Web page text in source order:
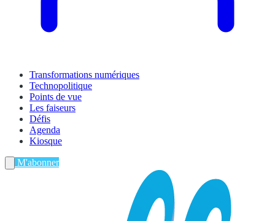
Transformations numériques
Technopolitique
Points de vue
Les faiseurs
Défis
Agenda
Kiosque
M'abonner